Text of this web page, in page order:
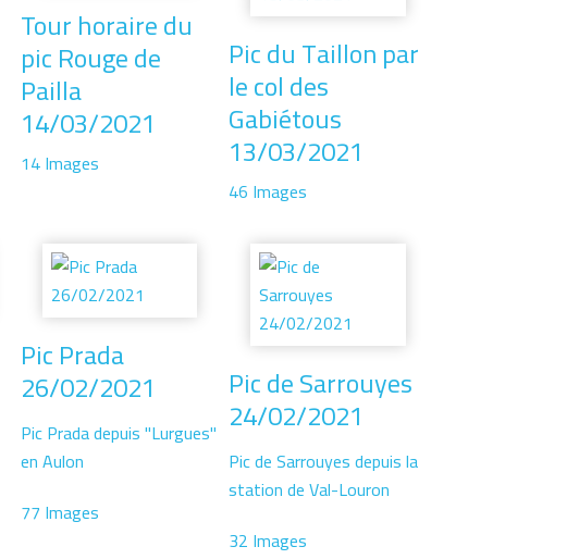
Tour horaire du
pic Rouge de
Pailla
14/03/2021
14 Images
Pic du Taillon par
le col des
Gabiétous
13/03/2021
46 Images
Pic Prada
26/02/2021
Pic Prada depuis "Lurgues"
en Aulon
77 Images
Pic de Sarrouyes
24/02/2021
Pic de Sarrouyes depuis la
station de Val-Louron
32 Images